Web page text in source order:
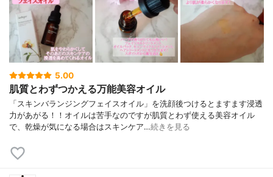
5.00
肌質とわずつかえる万能美容オイル
「スキンバランジングフェイスオイル」を洗顔後つけるとますます浸透
力があがる！！オイルは苦手なのですが肌質とわず使える美容オイル
で、乾燥が気になる場合はスキンケア…続きを見る